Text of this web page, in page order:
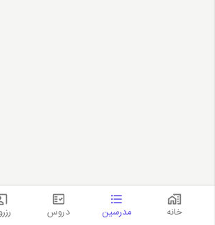
خانه مدرسین دروس